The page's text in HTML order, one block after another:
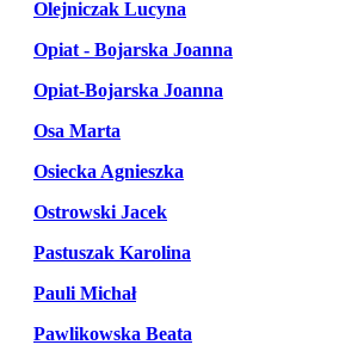
Olejniczak Lucyna
Opiat - Bojarska Joanna
Opiat-Bojarska Joanna
Osa Marta
Osiecka Agnieszka
Ostrowski Jacek
Pastuszak Karolina
Pauli Michał
Pawlikowska Beata